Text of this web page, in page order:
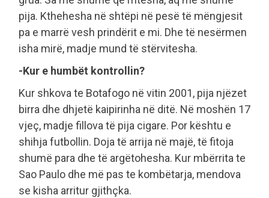
pija. Kthehesha në shtëpi në pesë të mëngjesit
pa e marrë vesh prindërit e mi. Dhe të nesërmen
isha mirë, madje mund të stërvitesha.
-Kur e humbët kontrollin?
Kur shkova te Botafogo në vitin 2001, pija njëzet
birra dhe dhjetë kaipirinha në ditë. Në moshën 17
vjeç, madje fillova të pija cigare. Por kështu e
shihja futbollin. Doja të arrija në majë, të fitoja
shumë para dhe të argëtohesha. Kur mbërrita te
Sao Paulo dhe më pas te kombëtarja, mendova
se kisha arritur gjithçka.